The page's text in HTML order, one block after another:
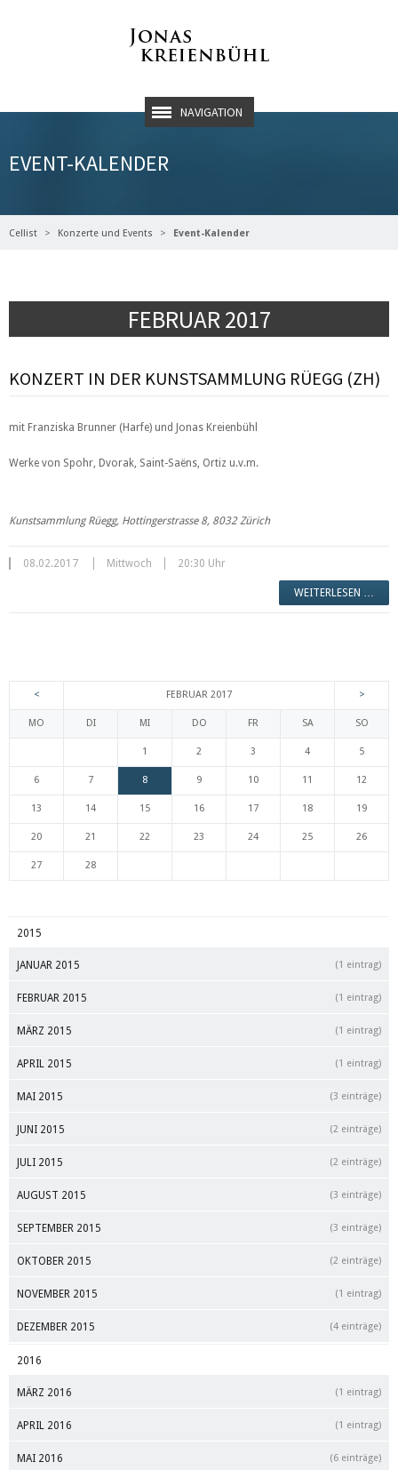
NAVIGATION
EVENT-KALENDER
Cellist Konzerte und Events Event-Kalender
FEBRUAR 2017
KONZERT IN DER KUNSTSAMMLUNG RÜEGG (ZH)
mit Franziska Brunner (Harfe) und Jonas Kreienbühl
Werke von Spohr, Dvorak, Saint-Saëns, Ortiz u.v.m.
Kunstsammlung Rüegg, Hottingerstrasse 8, 8032 Zürich
08.02.2017 Mittwoch 20:30 Uhr
WEITERLESEN …
< FEBRUAR 2017 >
MO DI MI DO FR SA SO
1 2 3 4 5
6 7 8 9 10 11 12
13 14 15 16 17 18 19
20 21 22 23 24 25 26
27 28
2015
JANUAR 2015 (1 eintrag)
FEBRUAR 2015 (1 eintrag)
MÄRZ 2015 (1 eintrag)
APRIL 2015 (1 eintrag)
MAI 2015 (3 einträge)
JUNI 2015 (2 einträge)
JULI 2015 (2 einträge)
AUGUST 2015 (3 einträge)
SEPTEMBER 2015 (3 einträge)
OKTOBER 2015 (2 einträge)
NOVEMBER 2015 (1 eintrag)
DEZEMBER 2015 (4 einträge)
2016
MÄRZ 2016 (1 eintrag)
APRIL 2016 (1 eintrag)
MAI 2016 (6 einträge)